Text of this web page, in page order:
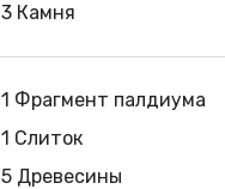
3 Камня
1 Фрагмент палдиума
1 Слиток
5 Древесины